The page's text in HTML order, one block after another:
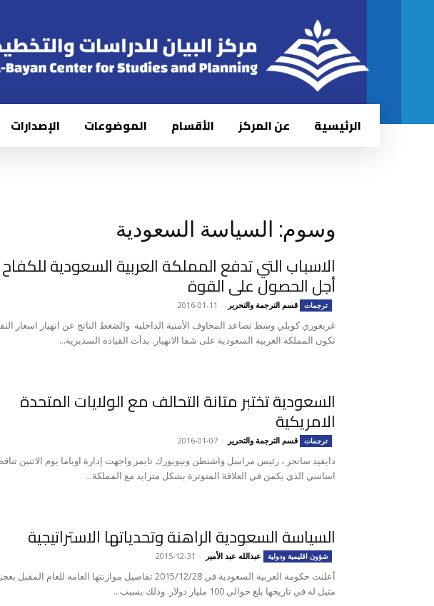
الرئيسية عن المركز الأقسام الموضوعات الإصدارات
وسوم: السياسة السعودية
الاسباب التي تدفع المملكة العربية السعودية
أجل الحصول على القوة
ترجمات قسم الترجمة والتحرير -
2016-01-11
غريغوري كوبلي وسط تصاعد المخاوف الأمنية الداخلية والضغط الناتج عن انهيار اسعار
تكون المملكة العربية السعودية على شفا الانهيار. بدأت القيادة السديرية...
السعودية تختبر متانة التحالف مع الولايات المتحدة
الامريكية
ترجمات قسم الترجمة والتحرير -
2016-01-07
دايفيد سانجر ، رئيس مراسل واشنطن ونيويورك تايمز واجهت إدارة اوباما يوم الاثنين
اساسي الذي يكمن في العلاقة المتوترة بشكل متزايد مع المملكة...
السياسة السعودية الراهنة وتحدياتها الاستراتيجية
شؤون اقليمية ودولية عبدالله عبد الأمير -
2015-12-31
أعلنت حكومة العربية السعودية في 2015/12/28 تفاصيل موازنتها العامة للعام
مثيل له في تاريخها بلغ حوالي 100 مليار دولار. وذلك بسبب...